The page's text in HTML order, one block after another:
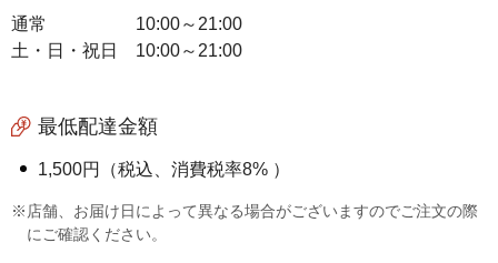
通常
10:00～21:00
土・日・祝日
10:00～21:00
最低配達金額
1,500円（税込、消費税率8% ）
※店舗、お届け日によって異なる場合がございますのでご注文の際
にご確認ください。